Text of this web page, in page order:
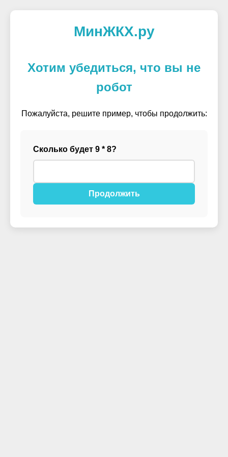
МинЖКХ.ру
Хотим убедиться, что вы не
робот
Пожалуйста, решите пример, чтобы продолжить:
Сколько будет 9 * 8?
Продолжить